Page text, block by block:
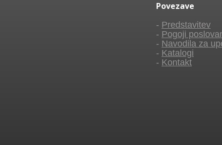
Povezave
- Predstavitev
- Pogoji
- Navodila za
- Katalogi
- Kontakt